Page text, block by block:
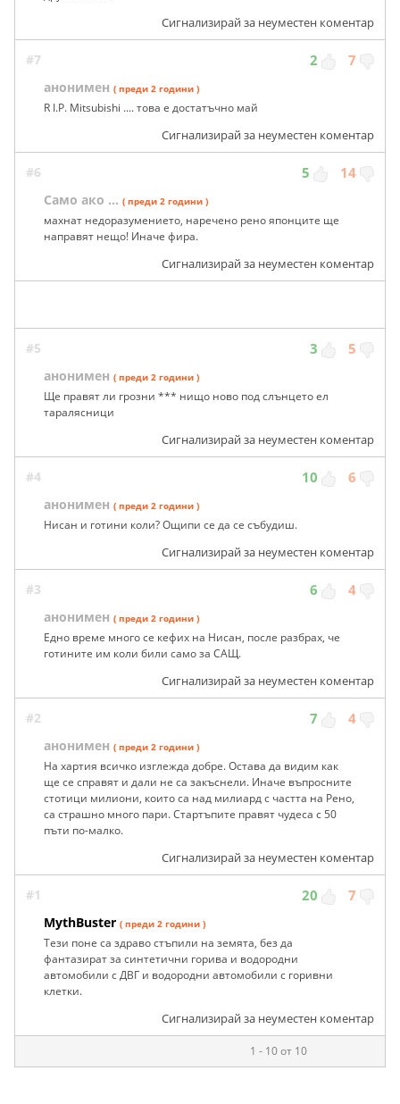
Сигнализирай за неуместен коментар
#7 2 7
анонимен ( преди 2 години )
R I.P. Mitsubishi .... това е достатъчно май
Сигнализирай за неуместен коментар
#6 5 14
Само ако ... ( преди 2 години )
махнат недоразумението, наречено рено японците ще
направят нещо! Иначе фира.
Сигнализирай за неуместен коментар
#5 3 5
анонимен ( преди 2 години )
Ще правят ли грозни *** нищо ново под слънцето ел
таралясници
Сигнализирай за неуместен коментар
#4 10 6
анонимен ( преди 2 години )
Нисан и готини коли? Ощипи се да се събудиш.
Сигнализирай за неуместен коментар
#3 6 4
анонимен ( преди 2 години )
Едно време много се кефих на Нисан, после разбрах, че
готините им коли били само за САЩ.
Сигнализирай за неуместен коментар
#2 7 4
анонимен ( преди 2 години )
На хартия всичко изглежда добре. Остава да видим как
ще се справят и дали не са закъснели. Иначе въпросните
стотици милиони, които са над милиард с частта на Рено,
са страшно много пари. Стартъпите правят чудеса с 50
пъти по-малко.
Сигнализирай за неуместен коментар
#1 20 7
MythBuster ( преди 2 години )
Тези поне са здраво стъпили на земята, без да
фантазират за синтетични горива и водородни
автомобили с ДВГ и водородни автомобили с горивни
клетки.
Сигнализирай за неуместен коментар
1 - 10 от 10